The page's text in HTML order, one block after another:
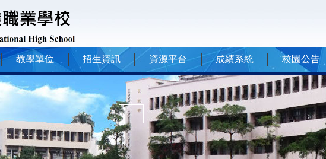
教學單位 招生資訊 資源平台 成績系統 校園公告